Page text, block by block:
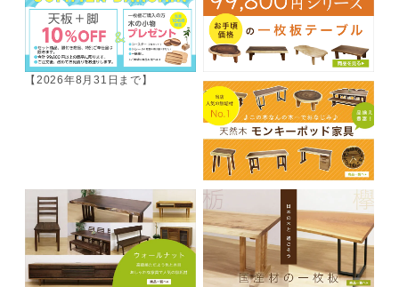
【2026年8月31日まで】